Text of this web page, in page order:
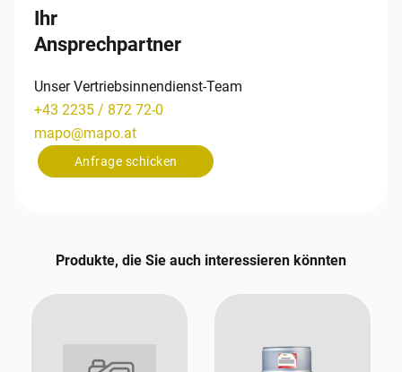
Ihr
Ansprechpartner
Unser Vertriebsinnendienst-Team
+43 2235 / 872 72-0
mapo@mapo.at
Anfrage schicken
Produkte, die Sie auch interessieren könnten